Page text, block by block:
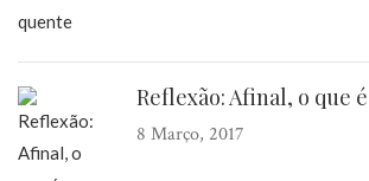
Reflexão: Afinal, o que
8 Março, 2017